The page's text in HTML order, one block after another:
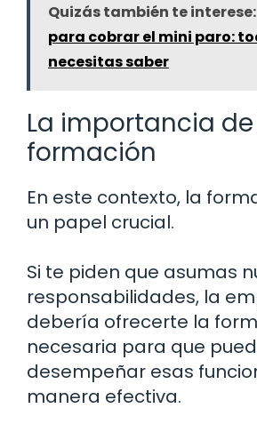
Quizás también te interese:
para cobrar el mini paro:
necesitas saber
La importancia
formación
En este contexto, la
un papel crucial.
Si te piden que asumas
responsabilidades, la
debería ofrecerte la
necesaria para que
desempeñar esas
manera efectiva.